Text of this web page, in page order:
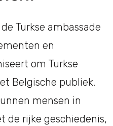
Turkse ambassade
en
om Turkse
Belgische publiek.
mensen in
de rijke geschiedenis,